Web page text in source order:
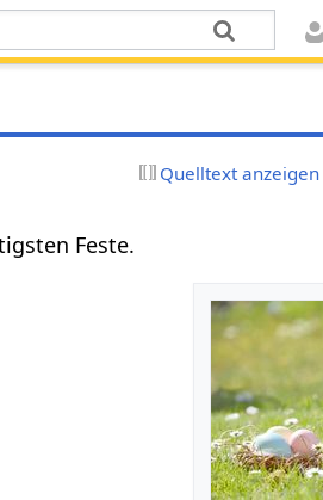
Quelltext anzeigen
Feste.